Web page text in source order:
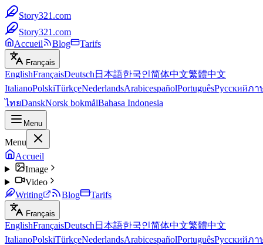
Story321.com
Story321.com
Accueil
Blog Tarifs
Français
EnglishFrançaisDeutsch 日本語한국인简体中文繁體中文
ItalianoPolskiTürkçeNederlandsArabicespañolPortuguêsРусскийภา
ไทยDanskNorsk bokmålBahasa Indonesia
Menu
Menu
Accueil
Image
Video
Writing
Blog Tarifs
Français
EnglishFrançaisDeutsch 日本語한국인简体中文繁體中文
ItalianoPolskiTürkçeNederlandsArabicespañolPortuguêsРусскийภา